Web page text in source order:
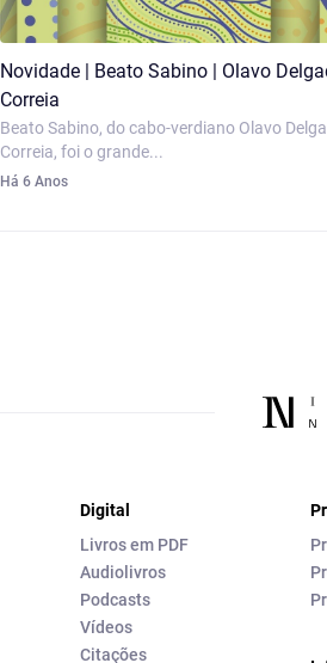
Novidade | Beato Sabino | Olavo
Correia
Beato Sabino, do cabo-verdiano Olavo
Correia, foi o grande...
Há 6 Anos
Digital
Livros em PDF
Audiolivros
Podcasts
Vídeos
Citações